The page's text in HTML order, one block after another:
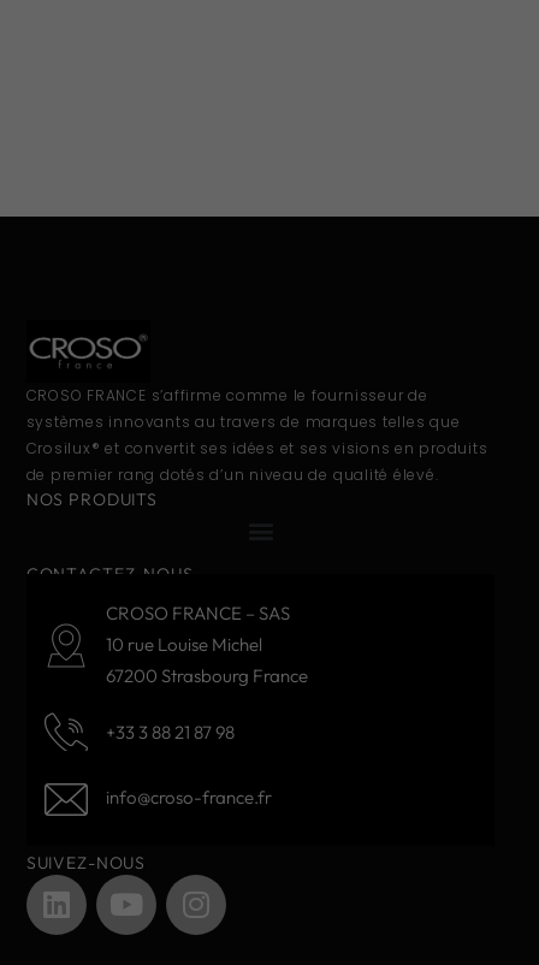
CROSO FRANCE s’affirme comme le fournisseur de
systèmes innovants au travers de marques telles que
Crosilux® et convertit ses idées et ses visions en produits
de premier rang dotés d’un niveau de qualité élevé.
NOS PRODUITS
CONTACTEZ-NOUS
CROSO FRANCE – SAS
10 rue Louise Michel
67200 Strasbourg France
+33 3 88 21 87 98
info@croso-france.fr
SUIVEZ-NOUS